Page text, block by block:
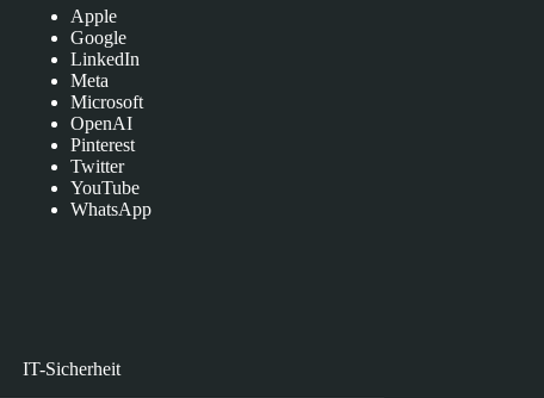
Apple
Google
LinkedIn
Meta
Microsoft
OpenAI
Pinterest
Twitter
YouTube
WhatsApp
IT-Sicherheit